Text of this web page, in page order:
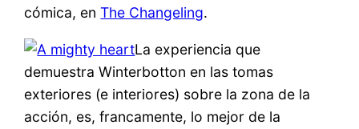
cómica, enThe Changeling.
La experiencia que
demuestra Winterbotton en las tomas
exteriores (e interiores) sobre la zona de la
acción, es, francamente, lo mejor de la